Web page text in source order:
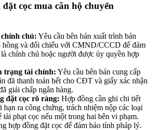
cọc mua căn hộ chuyển
chủ: Yêu cầu bên bán xuất trình bản
và đối chiếu với CMND/CCCD để đảm
chính chủ hoặc người được ủy quyền hợp
trạng tài chính: Yêu cầu bên bán cung cấp
đã thanh toán hết cho CĐT và giấy xác nhận
giải chấp ngân hàng.
đặt cọc rõ ràng: Hợp đồng cần ghi chi tiết
hạn ra công chứng, trách nhiệm nộp các loại
tài phạt cọc nếu một trong hai bên vi phạm.
hợp đồng đặt cọc để đảm bảo tính pháp lý.